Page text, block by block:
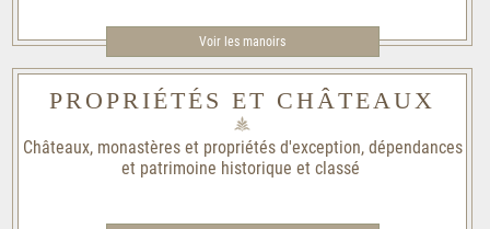
Voir les manoirs
PROPRIÉTÉS ET CHÂTEAUX
Châteaux, monastères et propriétés d'exception, dépendances
et patrimoine historique et classé